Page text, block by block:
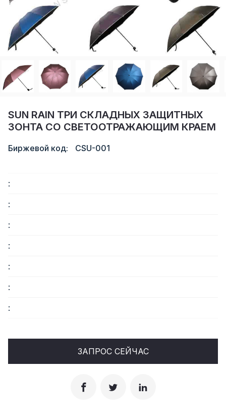
Новый продукт
Сертификат
Видео
SUN RAIN ТРИ СКЛАДНЫХ ЗАЩИТНЫХ
ЗОНТА СО СВЕТООТРАЖАЮЩИМ КРАЕМ
Биржевой код: CSU-001
:
:
:
:
:
:
:
ЗАПРОС СЕЙЧАС